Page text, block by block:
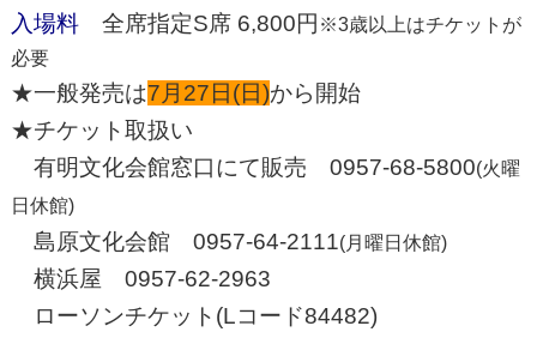
入場料全席指定S席 6,800円 ※3歳以上はチケットが
必要
★一般発売は7月27日(日)から開始
★チケット取扱い
有明文化会館窓口にて販売 0957-68-5800(火曜
日休館)
島原文化会館 0957-64-2111(月曜日休館)
横浜屋 0957-62-2963
ローソンチケット(Lコード84482)